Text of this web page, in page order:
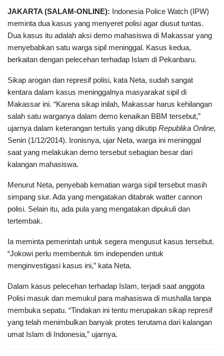
JAKARTA (SALAM-ONLINE): Indonesia Police Watch (IPW)
meminta dua kasus yang menyeret polisi agar diusut tuntas.
Dua kasus itu adalah aksi demo mahasiswa di Makassar yang
menyebabkan satu warga sipil meninggal. Kasus kedua,
berkaitan dengan pelecehan terhadap Islam di Pekanbaru.
Sikap arogan dan represif polisi, kata Neta, sudah sangat
kentara dalam kasus meninggalnya masyarakat sipil di
Makassar ini. “Karena sikap inilah, Makassar harus kehilangan
salah satu warganya dalam demo kenaikan BBM tersebut,”
ujarnya dalam keterangan tertulis yang dikutip Republika Online,
Senin (1/12/2014). Ironisnya, ujar Neta, warga ini meninggal
saat yang melakukan demo tersebut sebagian besar dari
kalangan mahasiswa.
Menurut Neta, penyebab kematian warga sipil tersebut masih
simpang siur. Ada yang mengatakan ditabrak watter cannon
polisi. Selain itu, ada pula yang mengatakan dipukuli dan
tertembak.
Ia meminta pemerintah untuk segera mengusut kasus tersebut.
“Jokowi perlu membentuk tim independen untuk
menginvestigasi kasus ini,” kata Neta.
Dalam kasus pelecehan terhadap Islam, terjadi saat anggota
Polisi masuk dan memukul para mahasiswa di mushalla tanpa
membuka sepatu. “Tindakan ini tentu merupakan sikap represif
yang telah menimbulkan banyak protes terutama dari kalangan
umat Islam di Indonesia,” ujarnya.